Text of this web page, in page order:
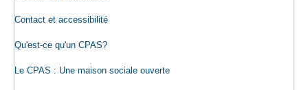
Contact et accessibilité
Qu'est-ce qu'un CPAS?
Le CPAS : Une maison sociale ouverte